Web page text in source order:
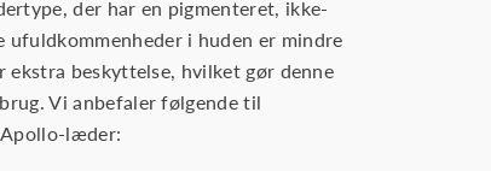
der har en pigmenteret, ikke-
ufuldkommenheder i huden er mindre
ekstra beskyttelse, hvilket gør denne
Vi anbefaler følgende til
Apollo-læder: